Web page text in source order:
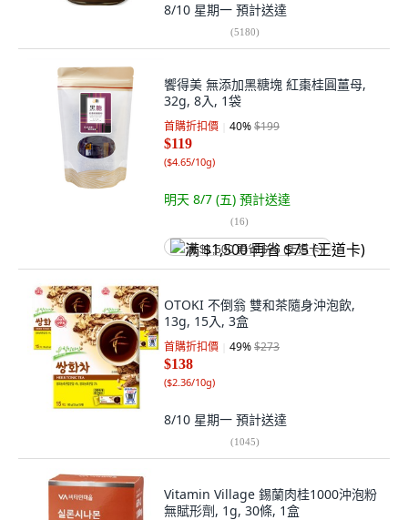
8/10 星期一 預計送達
(5180)
饗得美 無添加黑糖塊 紅棗桂圓薑母,
32g, 8入, 1袋
首購折扣價 40%$199
$119
($4.65/10g)
明天 8/7 (五) 預計送達
(16)
满 $1,500 再省 $75 (王道卡)
OTOKI 不倒翁 雙和茶隨身沖泡飲,
13g, 15入, 3盒
首購折扣價 49%$273
$138
($2.36/10g)
8/10 星期一 預計送達
(1045)
Vitamin Village 錫蘭肉桂1000沖泡粉
無賦形劑, 1g, 30條, 1盒